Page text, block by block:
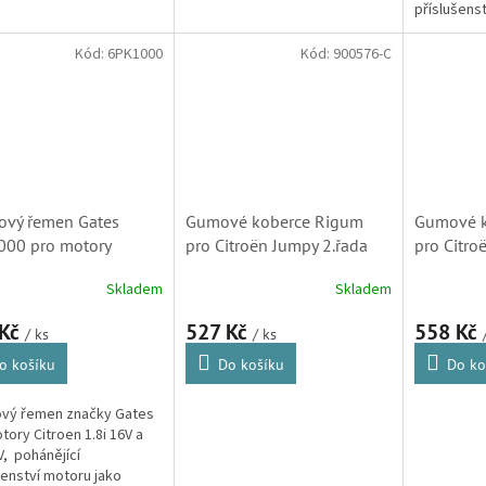
řemen Gates
pro motory
Skladem
/ ks
košíku
řemen značky Gates
Citroen 1.8i 16V a
pohánějící
motoru jako
Kód: 6PK1000
Gumové koberce Rigum
pro Citroën Jumpy 2.řada
Skladem
527 Kč / ks
Do košíku
Kód: 900576-C
Gumové
pro
558 Kč
Do